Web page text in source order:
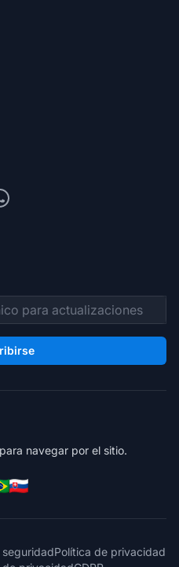
navegar por el sitio.
Política de privacidad